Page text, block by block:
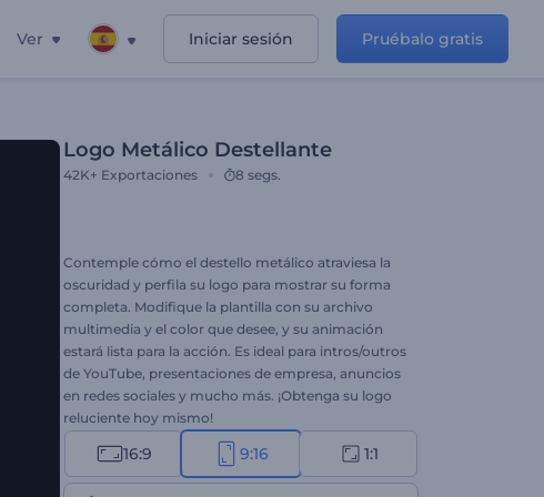
Ver Iniciar sesión Pruébalo gratis
Logo Metálico Destellante
42K+ Exportaciones 8 segs.
Contemple cómo el destello metálico atraviesa la
oscuridad y perfila su logo para mostrar su forma
completa. Modifique la plantilla con su archivo
multimedia y el color que desee, y su animación
estará lista para la acción. Es ideal para intros/outros
de YouTube, presentaciones de empresa, anuncios
en redes sociales y mucho más. ¡Obtenga su logo
reluciente hoy mismo!
16:9 9:16 1:1